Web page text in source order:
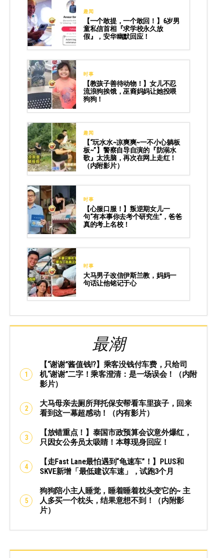
趣闻
【一个敢提，一个敢回！】6岁男
童私信首相『求学校永久放
假』，安华幽默回应！
时事
【教孩子善待动物！】女儿不忍
流浪狗挨饿，巫裔妈妈让她投喂
狗狗！
趣闻
【“玩水水~凉爽爽~一不小心躺板
板~”】警察自导自演的『防溺水
歌』太洗脑，再次在网上走红！
（内附影片）
时事
【心服口服！】叛逆期女儿一
句“有本事你去考个研究生”，爸爸
真的考上名校！
时事
大马男子改信伊斯兰教，妈妈一
句话让他铭记于心
最潮
【“谢谢”酱值钱⁉️】乘客没钱付车费，只给司
机“谢谢”二字！乘客澄清：是一场误会！（内附
影片）
大马母亲去厕所拜托保安帮看车里孩子，回来
看到这一幕超感动！（内有影片）
【放错重点！】泰国市政预算会议意外爆红，
只因女公务员太吸睛！本尊现身回应！
【走Fast Lane最怕遇到“龟速车”！】PLUS和
SKVE新增「最低建议车速」，试跑3个月
狗狗陪小主人睡觉，睡着睡着枕头变它的~ 主
人多买一个枕头，结果意想不到！（内附影
片）